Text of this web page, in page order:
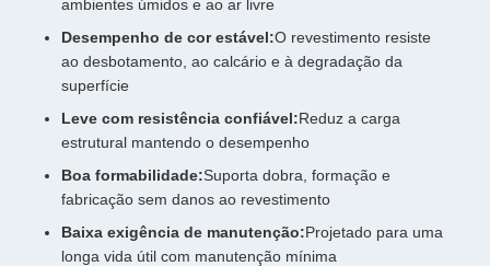
ambientes úmidos e ao ar livre
Desempenho de cor estável:O revestimento resiste
ao desbotamento, ao calcário e à degradação da
superfície
Leve com resistência confiável:Reduz a carga
estrutural mantendo o desempenho
Boa formabilidade:Suporta dobra, formação e
fabricação sem danos ao revestimento
Baixa exigência de manutenção:Projetado para uma
longa vida útil com manutenção mínima